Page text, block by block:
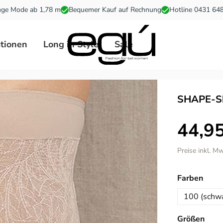
Mode ab 1,78 m Bequemer Kauf auf Rechnung Hotline 0431
Long in Style Sale
SHAPE-
Preise inkl.
Farben
100
Größen